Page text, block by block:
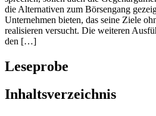
die Alternativen zum Börsengang
Unternehmen bieten, das seine Ziele
realisieren versucht. Die weiteren
den […]
Leseprobe
Inhaltsverzeichnis